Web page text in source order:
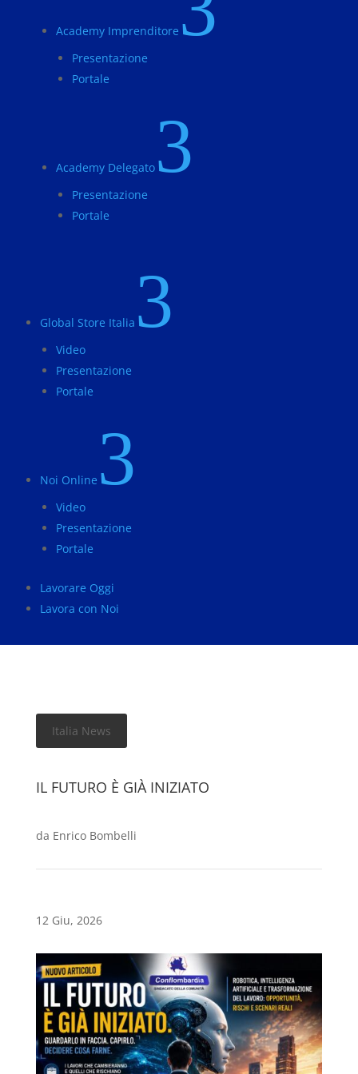
Academy Imprenditore
Presentazione
Portale
Academy Delegato 3
Presentazione
Portale
Global Store Italia 3
Video
Presentazione
Portale
Noi Online 3
Video
Presentazione
Portale
Lavorare Oggi
Lavora con Noi
Italia News
IL FUTURO È GIÀ INIZIATO
da Enrico Bombelli
12 Giu, 2026